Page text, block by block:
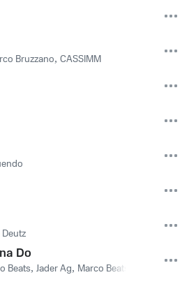
Bruzzano, CASSIMM
Do
Beats, Jader Ag, Marco Beats